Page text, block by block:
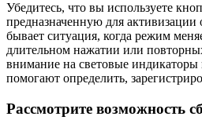
Убедитесь, что вы используете
предназначенную для
бывает ситуация, когда режим
длительном нажатии или
внимание на световые индикаторы
помогают определить,
Рассмотрите возможность